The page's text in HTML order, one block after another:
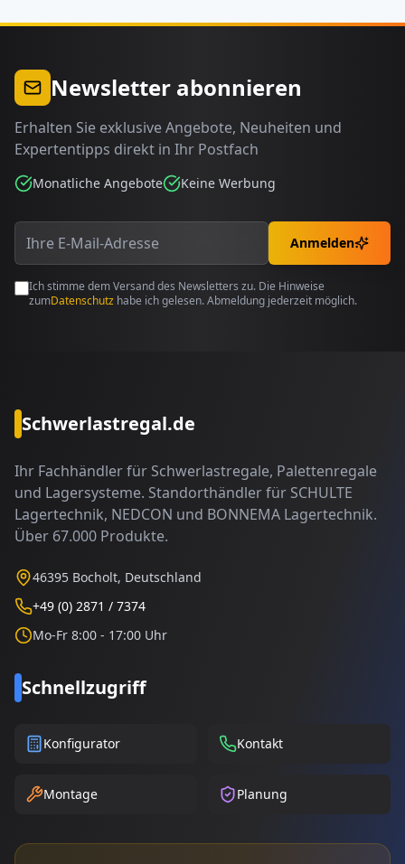
Newsletter abonnieren
Erhalten Sie exklusive Angebote, Neuheiten und
Expertentipps direkt in Ihr Postfach
Monatliche Angebote Keine Werbung
Anmelden
Ich stimme dem Versand des Newsletters zu. Die Hinweise
zumDatenschutz habe ich gelesen. Abmeldung jederzeit möglich.
Schwerlastregal.de
Ihr Fachhändler für Schwerlastregale, Palettenregale
und Lagersysteme. Standorthändler für SCHULTE
Lagertechnik, NEDCON und BONNEMA Lagertechnik.
Über 67.000 Produkte.
46395 Bocholt, Deutschland
+49 (0) 2871 / 7374
Mo-Fr 8:00 - 17:00 Uhr
Schnellzugriff
Konfigurator Kontakt
Montage Planung